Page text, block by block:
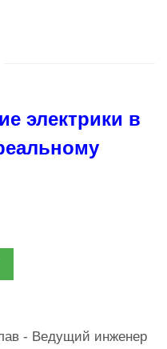
электрики в
- Ведущий инженер